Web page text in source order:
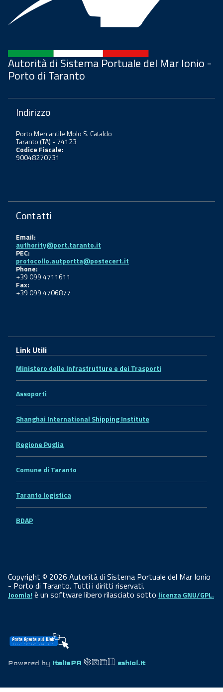
Autorità di Sistema Portuale del Mar Ionio -
Porto di Taranto
Indirizzo
Porto Mercantile Molo S. Cataldo
Taranto (TA) - 74123
Codice Fiscale:
90048270731
Contatti
Email:
authority@port.taranto.it
PEC:
protocollo.autportta@postecert.it
Phone:
+39 099 4711611
Fax:
+39 099 4706877
Link Utili
Ministero delle Infrastrutture e dei Trasporti
Assoporti
Shanghai International Shipping Institute
Regione Puglia
Comune di Taranto
Taranto logistica
BDAP
Copyright © 2026 Autorità di Sistema Portuale del Mar Ionio
- Porto di Taranto. Tutti i diritti riservati.
Joomla! è un software libero rilasciato sotto licenza GNU/GPL.
Powered by ItaliaPA eshiol.it